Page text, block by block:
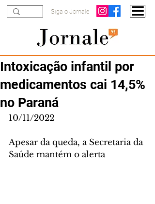
Siga o Jornale
Intoxicação infantil por
medicamentos cai 14,5%
no Paraná
10/11/2022
Apesar da queda, a Secretaria da
Saúde mantém o alerta